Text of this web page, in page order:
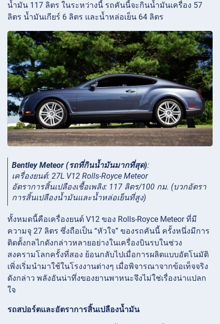
น้ำมัน 117 ลิตร ในระหว่างนี้ รถคันนี้จะกินน้ำมันเครื่อง 57
ลิตร น้ำมันเกียร์ 6 ลิตร และน้ำหล่อเย็น 64 ลิตร
Bentley Meteor (รถที่กินน้ำมันมากที่สุด):
เครื่องยนต์: 27L V12 Rolls-Royce Meteor
อัตราการสิ้นเปลืองเชื้อเพลิง: 117 ลิตร/100 กม. (บวกอัตรา
การสิ้นเปลืองน้ำมันและน้ำหล่อเย็นที่สูง)
ทั้งหมดนี้คือเครื่องยนต์ V12 ของ Rolls-Royce Meteor ที่มี
ความจุ 27 ลิตร ซึ่งถือเป็น “หัวใจ” ของรถคันนี้ ครั้งหนึ่งมีการ
ติดตั้งกลไกดังกล่าวหลายอย่างในเครื่องบินรบในช่วง
สงครามโลกครั้งที่สอง ย้อนกลับไปเมื่อการผลิตแบบอัตโนมัติ
เพิ่งเริ่มนำมาใช้ในโรงงานต่างๆ เมื่อพิจารณาจากข้อเท็จจริง
ดังกล่าว พลังอันน่าทึ่งของยานพาหนะจึงไม่ใช่เรื่องน่าแปลก
ใจ
รถสปอร์ตและอัตราการสิ้นเปลืองน้ำมัน